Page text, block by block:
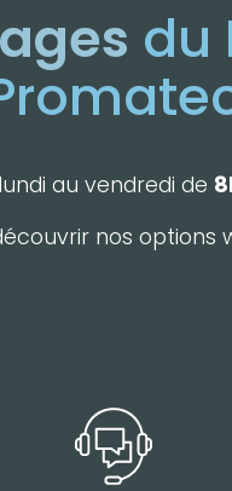
du
au vendredi de
nos options